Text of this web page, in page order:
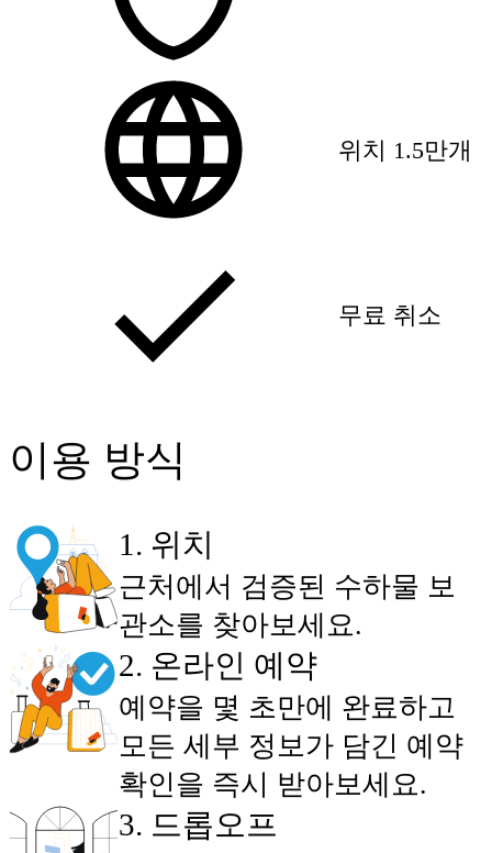
위치 1.5만개
무료 취소
이용 방식
1 . 위치
근처에서 검증된 수하물 보
관소를 찾아보세요.
2. 온라인 예약
예약을 몇 초만에 완료하고
모든 세부 정보가 담긴 예약
확인을 즉시 받아보세요.
3. 드롭오프